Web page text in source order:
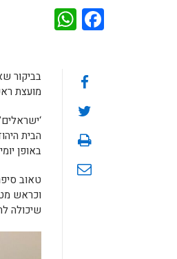
Facebook
בביקור
מועצת
הבית
באופן
טאוב
שיכולה